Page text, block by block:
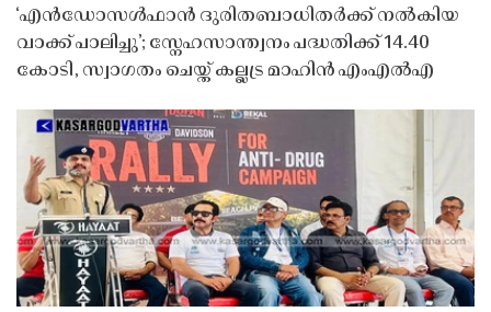
‘എൻഡോസൾഫാൻ ദുരിതബാധിതർക്ക് നൽകിയ
വാക്ക് പാലിച്ചു’; സ്നേഹസാന്ത്വനം പദ്ധതിക്ക് 14.40
കോടി, സ്വാഗതം ചെയ്ത് കല്ലട്ര മാഹിൻ എംഎൽഎ